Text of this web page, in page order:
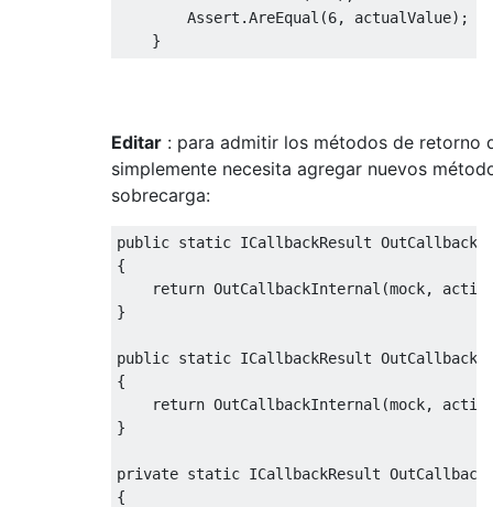
Assert .AreEqual (6, actualValue);
}
Editar : para admitir los métodos de retorno
simplemente necesita agregar nuevos
sobrecarga:
public static ICallbackResult OutCallback
{
return OutCallbackInternal (mock,
}
public static ICallbackResult OutCallback
{
return OutCallbackInternal (mock,
}
private static ICallbackResult
{